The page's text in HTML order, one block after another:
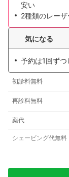
安い
2種類のレー
気になる
予約は1回ず
初診料無料
再診料無料
薬代
シェービング代無料